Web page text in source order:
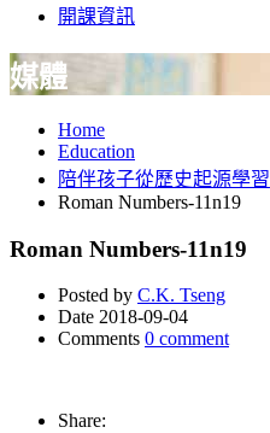
開課資訊
媒體
Home
Education
陪伴孩子從歷史起源學習
Roman Numbers-11n19
Roman Numbers-11n19
Posted by C.K. Tseng
Date 2018-09-04
Comments 0 comment
Share: